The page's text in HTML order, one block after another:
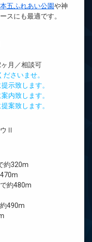
五ふれあい公園や神
スにも最適です。
月／相談可
さいませ。
示致します。
内致します。
案致します。
Ⅱ
約320m
約480m
490m